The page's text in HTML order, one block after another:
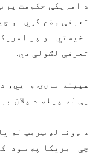
تعرفې وضع کړي او
تعرفې لګولې دي.
سپينه ماڼۍ وايي،
يې له پيله د پلان
د ډونالډ ټرمپ له
چې امريکا په